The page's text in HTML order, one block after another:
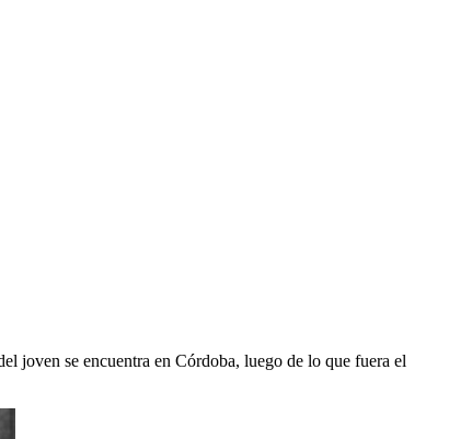
joven se encuentra en Córdoba, luego de lo que fuera el